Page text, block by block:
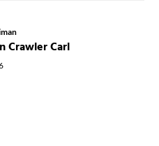
Crawler Carl